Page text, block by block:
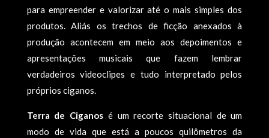
para empreender e valorizar até o mais simples dos
produtos. Aliás os trechos de ficção anexados à
produção acontecem em meio aos depoimentos e
apresentações musicais que fazem lembrar
verdadeiros videoclipes e tudo interpretado pelos
próprios ciganos.
Terra de Ciganos é um recorte situacional de um
modo de vida que está a poucos quilômetros da